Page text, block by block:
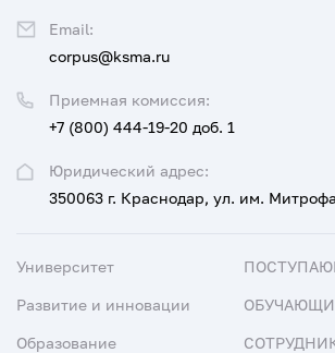
Юридический адрес:
350063 г. Краснодар, ул. им.
Приемная комиссия:
+7 (800) 444-19-20 доб. 1
Email:
corpus@ksma.ru
Университет
Развитие и инновации
Образование